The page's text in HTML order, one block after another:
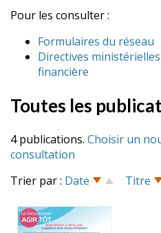
Pour les consulter :
Formulaires du réseau
Directives
financière
Toutes les
4 publications. Choisir un
consultation
Trier par : Date Titre